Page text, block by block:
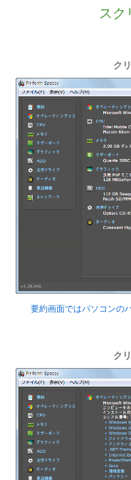
スク
ク
要約画面ではパソコンの
ク